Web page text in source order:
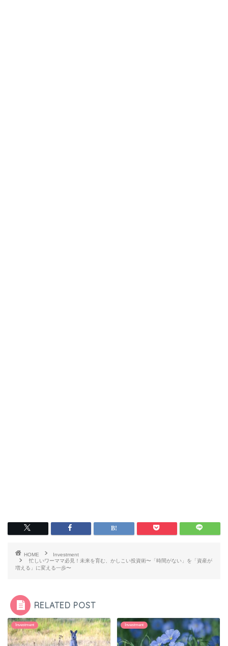
HOME
Investment
忙しいワーママ必見！未来を育む、かしこい投資術〜「時間がない」を「資産が
増える」に変える一歩〜
RELATED POST
Investment Investment